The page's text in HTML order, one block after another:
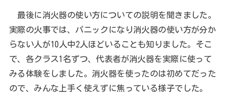
最後に消火器の使い方についての説明を聞きました。
実際の火事では、パニックになり消火器の使い方が分か
らない人が10人中2人ほどいることも知りました。そこ
で、各クラス1名ずつ、代表者が消火器を実際に使って
みる体験をしました。消火器を使ったのは初めてだった
ので、みんな上手く使えずに焦っている様子でした。